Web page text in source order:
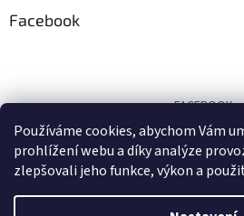
Používáme cookies, abychom Vám
prohlížení webu a díky analýze
zlepšovali jeho funkce, výkon a
Facebook
FACEBOOK
Certifikát